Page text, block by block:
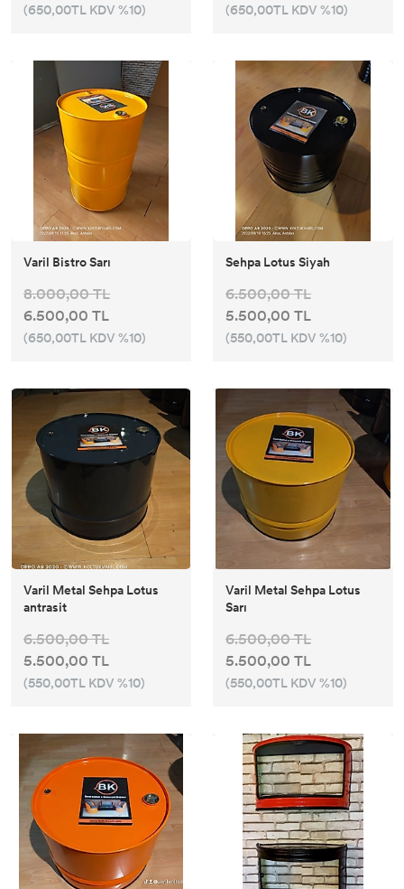
(650,00TL KDV %10) (650,00TL KDV %10)
Varil Bistro Sarı
8.000,00 TL
6.500,00 TL
(650,00TL KDV %10)
Sehpa Lotus Siyah
6.500,00 TL
5.500,00 TL
(550,00TL KDV %10)
Varil Metal Sehpa Lotus
antrasit
6.500,00 TL
5.500,00 TL
(550,00TL KDV %10)
Varil Metal Sehpa Lotus
Sarı
6.500,00 TL
5.500,00 TL
(550,00TL KDV %10)